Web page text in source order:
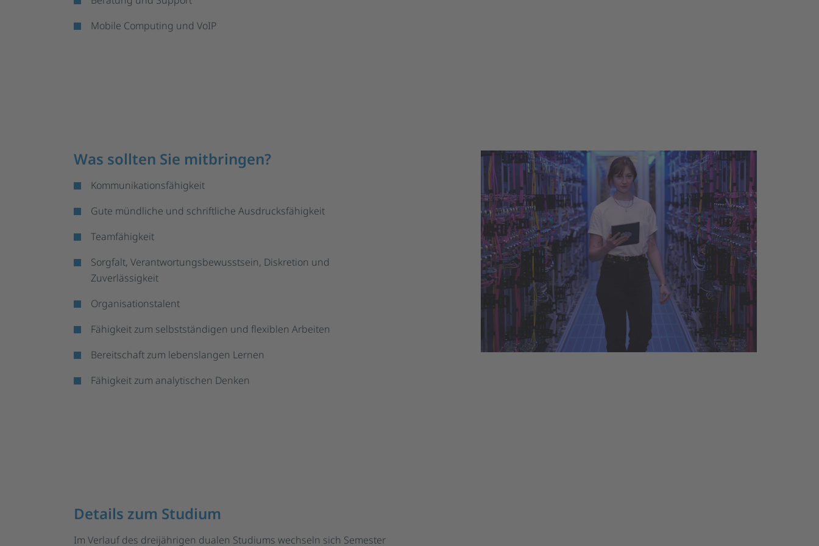
Mobile Computing und VoIP
Was sollten Sie mitbringen?
Kommunikationsfähigkeit
Gute mündliche und schriftliche Ausdrucksfähigkeit
Teamfähigkeit
Sorgfalt, Verantwortungsbewusstsein, Diskretion und
Zuverlässigkeit
Organisationstalent
Fähigkeit zum selbstständigen und flexiblen Arbeiten
Bereitschaft zum lebenslangen Lernen
Fähigkeit zum analytischen Denken
Details zum Studium
Im Verlauf des dreijährigen dualen Studiums wechseln sich Semester